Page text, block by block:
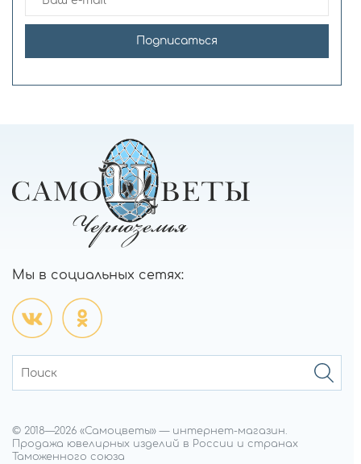
Подписаться
Мы в социальных сетях:
© 2018—2026 «Самоцветы» — интернет-магазин.
Продажа ювелирных изделий в России и странах
Таможенного союза